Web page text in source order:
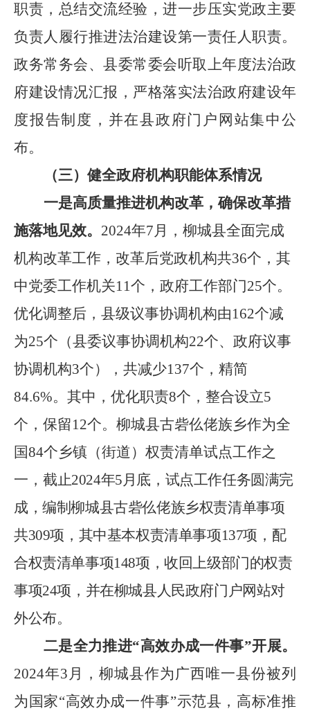
职责，总结交流经验，进一步压实党政主要
负责人履行推进法治建设第一责任人职责。
政务常务会、县委常委会听取上年度法治政
府建设情况汇报，严格落实法治政府建设年
度报告制度，并在县政府门户网站集中公
布。
（三）健全政府机构职能体系情况
一是高质量推进机构改革，确保改革措
施落地见效。 2024年7月，柳城县全面完成
机构改革工作，改革后党政机构共36个，其
中党委工作机关11个，政府工作部门25个。
优化调整后，县级议事协调机构由162个减
为25个（县委议事协调机构22个、政府议事
协调机构3个），共减少137个，精简
84.6%。其中，优化职责8个，整合设立5
个，保留12个。柳城县古砦仫佬族乡作为全
国84个乡镇（街道）权责清单试点工作之
一， 截止2024年5月底，试点工作任务圆满完
成，编制柳城县古砦仫佬族乡权责清单事项
共309项，其中基本权责清单事项137项，配
合权责清单事项148项，收回上级部门的权责
事项24项，并在柳城县人民政府门户网站对
外公布。
二是全力推进“高效办成一件事”开展。
2024年3 月，柳城县作为广西唯一县份被列
为国家“高效办成一件事”示范县，高标准推